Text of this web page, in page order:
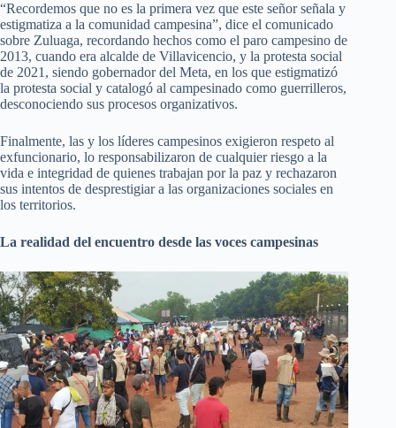
“Recordemos que no es la primera vez que este señor señala y
estigmatiza a la comunidad campesina”, dice el comunicado
sobre Zuluaga, recordando hechos como el paro campesino de
2013, cuando era alcalde de Villavicencio, y la protesta social
de 2021, siendo gobernador del Meta, en los que estigmatizó
la protesta social y catalogó al campesinado como guerrilleros,
desconociendo sus procesos organizativos.
Finalmente, las y los líderes campesinos exigieron respeto al
exfuncionario, lo responsabilizaron de cualquier riesgo a la
vida e integridad de quienes trabajan por la paz y rechazaron
sus intentos de desprestigiar a las organizaciones sociales en
los territorios.
La realidad del encuentro desde las voces campesinas